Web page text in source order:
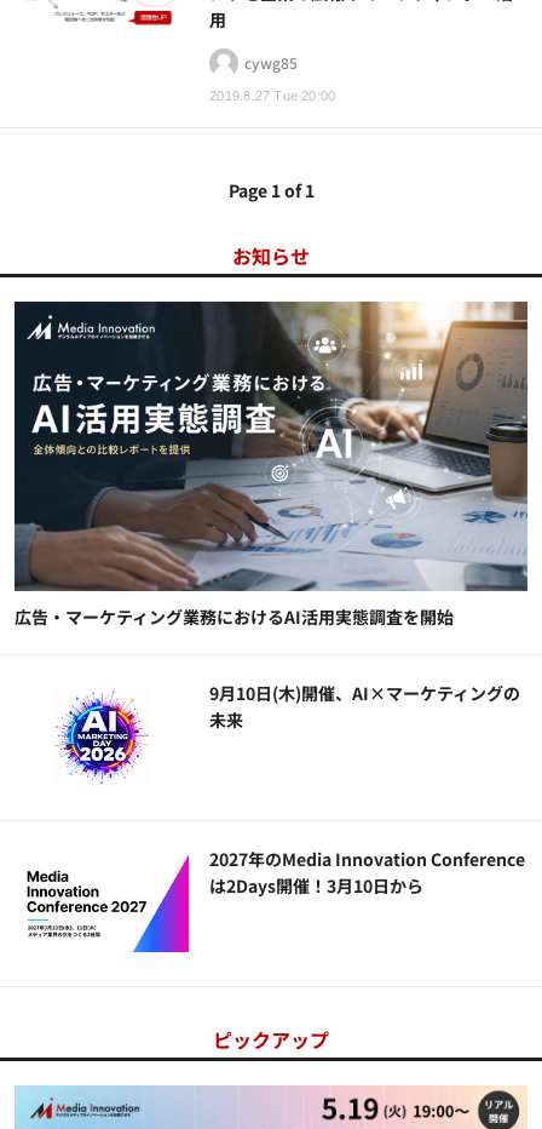
2019.8.27 Tue 20:00
用
cywg85
Page 1 of 1
お知らせ
広告・マーケティング業務におけるAI活用実態調査を開始
9月10日(木)開催、AI×マーケティングの
未来
2027年のMedia Innovation Conference
は2Days開催！3月10日から
ピックアップ